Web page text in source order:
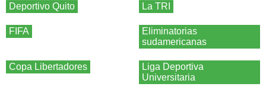
Deportivo Quito La TRI
FIFA
Eliminatorias
sudamericanas
Copa Libertadores
Liga Deportiva
Universitaria